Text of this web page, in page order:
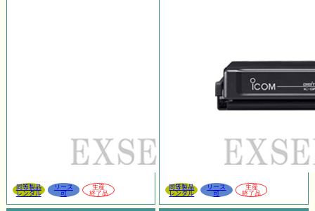
同等製品
レンタル
リース
可
生産
終了品
同等製品
レンタル
リース
可
生産
終了品